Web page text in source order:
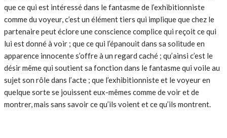
que ce qui est intéressé dans le fantasme de l’exhibitionniste
comme du voyeur, c’est un élément tiers qui implique que chez le
partenaire peut éclore une conscience complice qui reçoit ce qui
lui est donné à voir ; que ce qui l’épanouit dans sa solitude en
apparence innocente s’offre à un regard caché ; qu’ainsi c’est le
désir même qui soutient sa fonction dans le fantasme qui voile au
sujet son rôle dans l’acte ; que l’exhibitionniste et le voyeur en
quelque sorte se jouissent eux-mêmes comme de voir et de
montrer, mais sans savoir ce qu’ils voient et ce qu’ils montrent.